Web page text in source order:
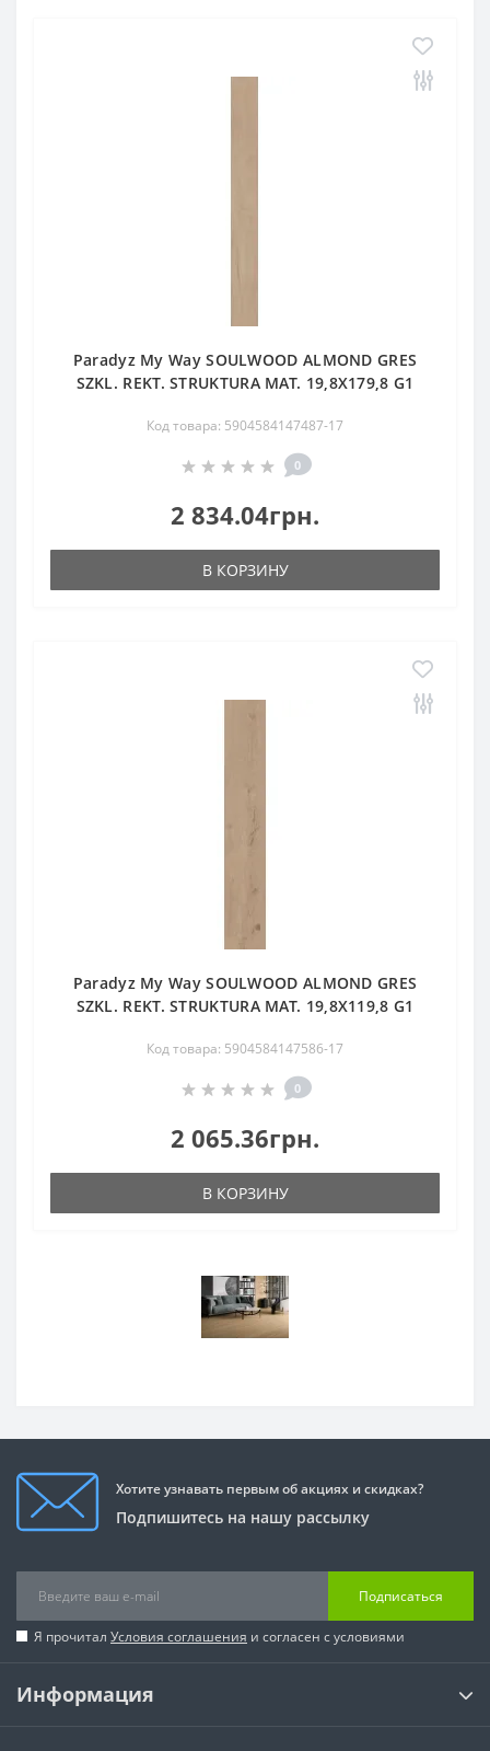
Paradyz My Way SOULWOOD ALMOND GRES
SZKL. REKT. STRUKTURA MAT. 19,8X179,8 G1
Код товара: 5904584147487-17
0
2 834.04грн.
В КОРЗИНУ
Paradyz My Way SOULWOOD ALMOND GRES
SZKL. REKT. STRUKTURA MAT. 19,8X119,8 G1
Код товара: 5904584147586-17
0
2 065.36грн.
В КОРЗИНУ
Хотите узнавать первым об акциях и скидках?
Подпишитесь на нашу рассылку
Подписаться
Я прочитал Условия соглашения и согласен с условиями
Информация